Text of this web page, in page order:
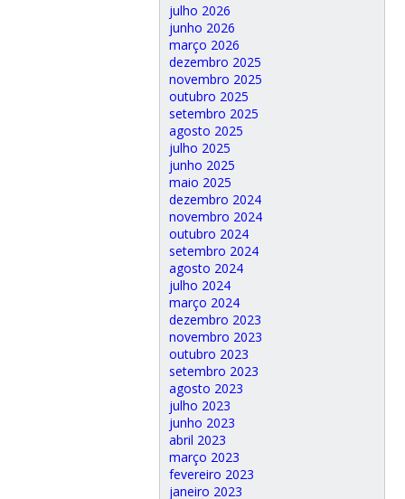
julho 2026
junho 2026
março 2026
dezembro 2025
novembro 2025
outubro 2025
setembro 2025
agosto 2025
julho 2025
junho 2025
maio 2025
dezembro 2024
novembro 2024
outubro 2024
setembro 2024
agosto 2024
julho 2024
março 2024
dezembro 2023
novembro 2023
outubro 2023
setembro 2023
agosto 2023
julho 2023
junho 2023
abril 2023
março 2023
fevereiro 2023
janeiro 2023